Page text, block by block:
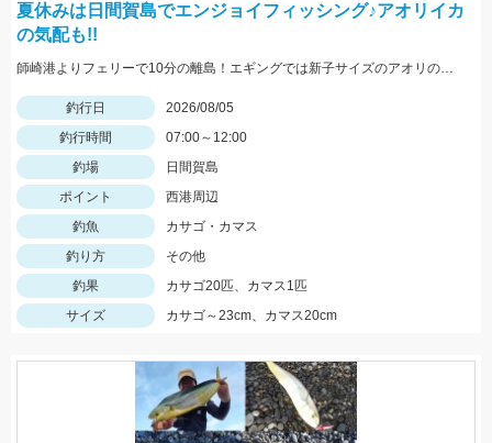
夏休みは日間賀島でエンジョイフィッシング♪アオリイカ
の気配も!!
師崎港よりフェリーで10分の離島！エギングでは新子サイズのアオリのチェイス多数！ロックフィッシュは足元を10ｇの根魚玉で狙うと効果的♪カバスキャでも釣果あり！
釣行日
2026/08/05
釣行時間
07:00～12:00
釣場
日間賀島
ポイント
西港周辺
釣魚
カサゴ・カマス
釣り方
その他
釣果
カサゴ20匹、カマス1匹
サイズ
カサゴ～23cm、カマス20cm